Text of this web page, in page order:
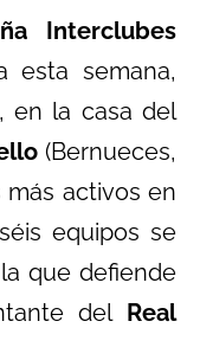
Interclubes
esta semana,
en la casa del
(Bernueces,
activos en
equipos se
que defiende
del Real